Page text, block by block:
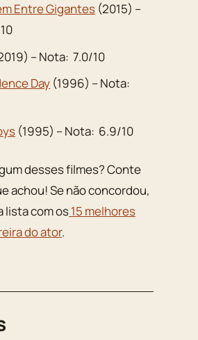
Entre Gigantes (2015) –
– Nota: 7.0/10
Day (1996) – Nota:
(1995) – Nota: 6.9/10
desses filmes? Conte
achou! Se não concordou,
lista com os15 melhores
do ator.